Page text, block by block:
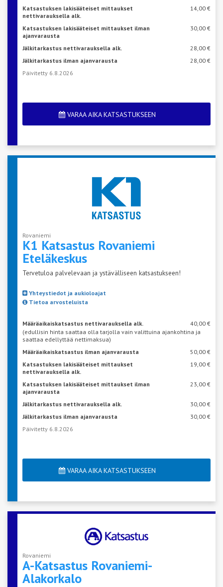
Katsastuksen lakisääteiset mittaukset
nettivarauksella alk.
14,00 €
Katsastuksen lakisääteiset mittaukset ilman
ajanvarausta
30,00 €
Jälkitarkastus nettivarauksella alk.
28,00 €
Jälkitarkastus ilman ajanvarausta
28,00 €
Päivitetty 6.8.2026
VARAA AIKA KATSASTUKSEEN
Rovaniemi
K1 Katsastus Rovaniemi
Eteläkeskus
Tervetuloa palvelevaan ja ystävälliseen katsastukseen!
Yhteystiedot ja aukioloajat
Tietoa arvosteluista
Määräaikaiskatsastus nettivarauksella alk.
40,00 €
(edullisin hinta saattaa olla tarjolla vain valittuina ajankohtina ja
saattaa edellyttää nettimaksua)
Määräaikaiskatsastus ilman ajanvarausta
50,00 €
Katsastuksen lakisääteiset mittaukset
nettivarauksella alk.
19,00 €
Katsastuksen lakisääteiset mittaukset ilman
ajanvarausta
23,00 €
Jälkitarkastus nettivarauksella alk.
30,00 €
Jälkitarkastus ilman ajanvarausta
30,00 €
Päivitetty 6.8.2026
VARAA AIKA KATSASTUKSEEN
Rovaniemi
A-Katsastus Rovaniemi-
Alakorkalo